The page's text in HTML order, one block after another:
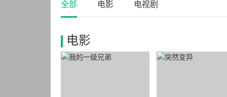
全部 电影 电视剧
电影